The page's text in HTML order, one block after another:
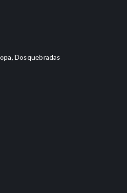
Dosquebradas